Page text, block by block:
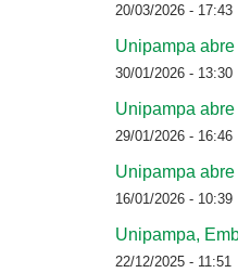
20/03/2026 - 17:43
Unipampa
30/01/2026 - 13:30
Unipampa
29/01/2026 - 16:46
Unipampa
16/01/2026 - 10:39
Unipampa,
22/12/2025 - 11:51